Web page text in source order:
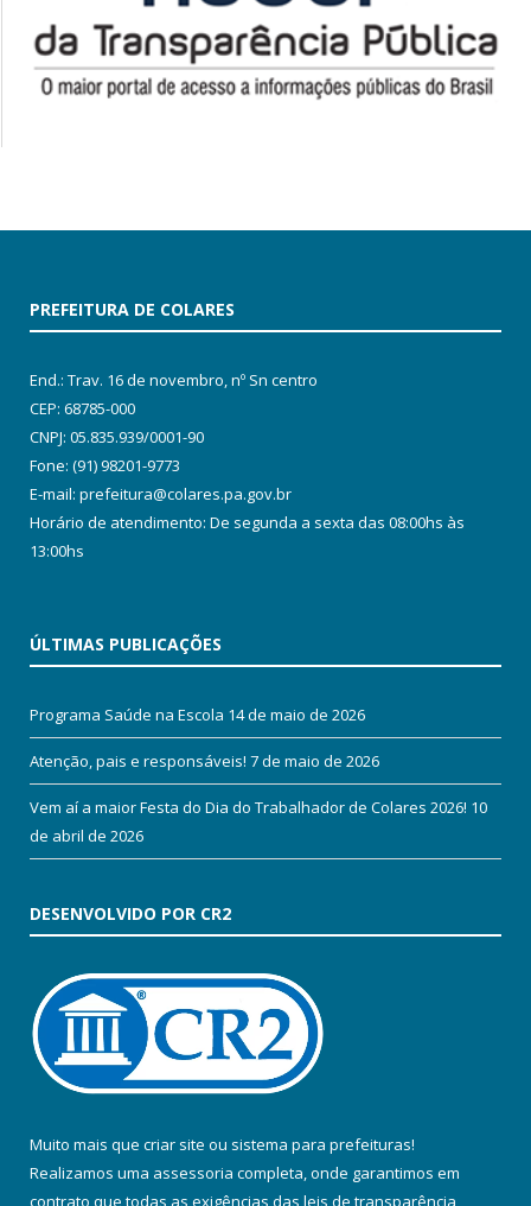
PREFEITURA DE COLARES
End.: Trav. 16 de novembro, nº Sn centro
CEP: 68785-000
CNPJ: 05.835.939/0001-90
Fone: (91) 98201-9773
E-mail: prefeitura@colares.pa.gov.br
Horário de atendimento: De segunda a sexta das 08:00hs às
13:00hs
ÚLTIMAS PUBLICAÇÕES
Programa Saúde na Escola 14 de maio de 2026
Atenção, pais e responsáveis! 7 de maio de 2026
Vem aí a maior Festa do Dia do Trabalhador de Colares 2026! 10
de abril de 2026
DESENVOLVIDO POR CR2
Muito mais que criar site ou sistema para prefeituras!
Realizamos uma assessoria completa, onde garantimos em
contrato que todas as exigências das leis de transparência